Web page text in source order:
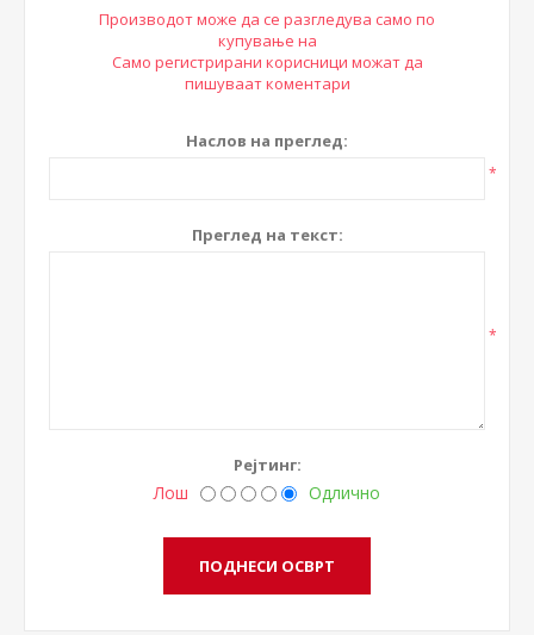
Производот може да се разгледува само по
купување на
Само регистрирани корисници можат да
пишуваат коментари
Наслов на преглед:
*
Преглед на текст:
*
Рејтинг:
Лош Одлично